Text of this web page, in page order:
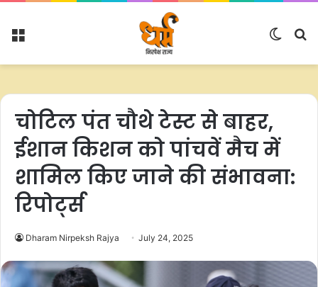
Menu
Switch
चोटिल पंत चौथे टेस्ट से बाहर,
ईशान किशन को पांचवें मैच में
शामिल किए जाने की संभावना:
रिपोर्ट्स
Dharam Nirpeksh Rajya July 24, 2025